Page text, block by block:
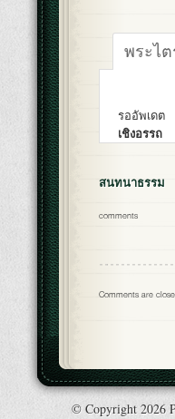
พระไ
รออัพเดต
เชิงอรรถ
สนทนาธรรม
comments
Comments are
© Copyright 2026